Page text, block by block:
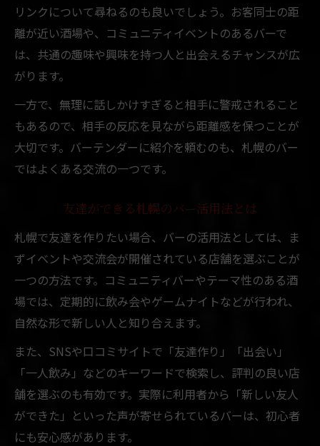
リンクについて尋ねるのも良いでしょう。お客同士の距
離が近い酒場や、コミュニティイベントのあるバーで
は、共通の趣味や興味を持つ人と出会えるチャンスが広
がります。
一方で、無理に話しかけすぎると相手に警戒されること
もあるので、相手の反応を見ながら距離感を保つことが
大切です。バーテンダーに紹介を頼むのも、札幌のバー
ではよくある交流の一つです。
友達ができる札幌のバー活用法とは
札幌で友達を作りたい場合、バーの活用法としては、ま
ずイベントや交流会が開催されている店舗を選ぶことが
一つの方法です。コミュニティバーやテーマ性のある酒
場では、定期的に飲み会やゲームナイトなどが行われ、
自然な形で新しい人と知り合えます。
また、SNSや口コミサイトで「友達作り」「出会い」
「一人飲み」などのキーワードで検索し、評判の良い店
舗を選ぶのも有効です。実際に利用者から「新しい友人
ができた」といった声が寄せられているバーは、初心者
にも安心感があります。